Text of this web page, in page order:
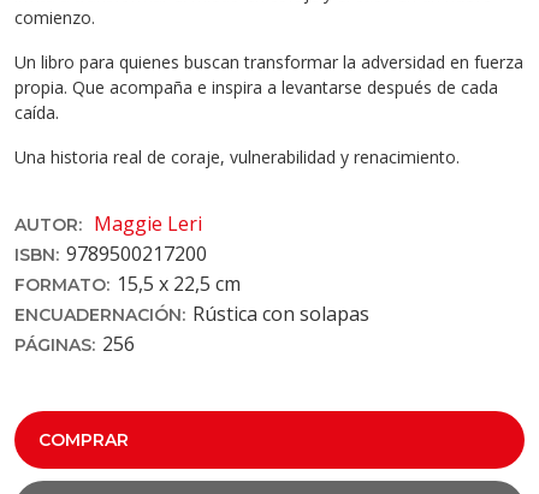
comienzo.
Un libro para quienes buscan transformar la adversidad en fuerza
propia. Que acompaña e inspira a levantarse después de cada
caída.
Una historia real de coraje, vulnerabilidad y renacimiento.
AUTOR: Maggie Leri
ISBN: 9789500217200
FORMATO: 15,5 x 22,5 cm
ENCUADERNACIÓN: Rústica con solapas
PÁGINAS: 256
COMPRAR